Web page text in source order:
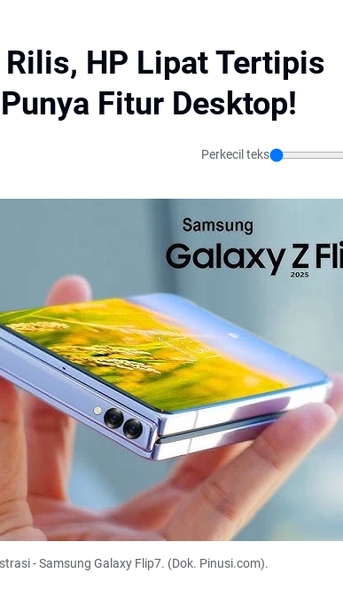
HP Lipat Tertipis
Fitur Desktop!
Perkecil teks
- Samsung Galaxy Flip7. (Dok. Pinusi.com).